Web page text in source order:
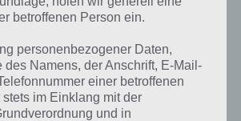
betroffenen Person ein.
personenbezogener Daten,
Namens, der Anschrift, E-Mail-
einer betroffenen
im Einklang mit der
und in